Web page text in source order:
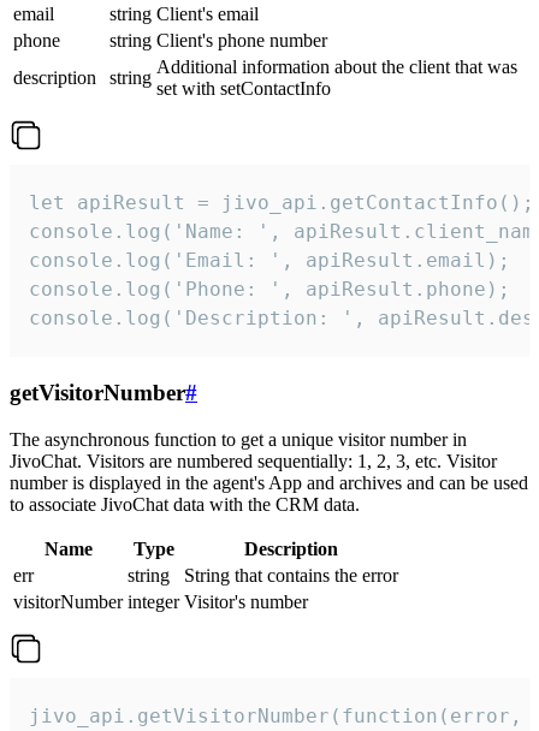
email
string Client's email
phone
string Client's phone number
description
string
Additional information about the client that was
set with setContactInfo
let apiResult = jivo_api.getContactInfo();
console.log('Name: ',
console.log('Email: ', apiResult.email);
console.log('Phone: ', apiResult.phone);
console.log('Description: ',
getVisitorNumber#
The asynchronous function to get a unique visitor number in
JivoChat. Visitors are numbered sequentially: 1, 2, 3, etc. Visitor
number is displayed in the agent's App and archives and can be used
to associate JivoChat data with the CRM data.
Name Type
Description
err
string
String that contains the error
visitorNumber integer Visitor's number
jivo_api.getVisitorNumber(function(error,